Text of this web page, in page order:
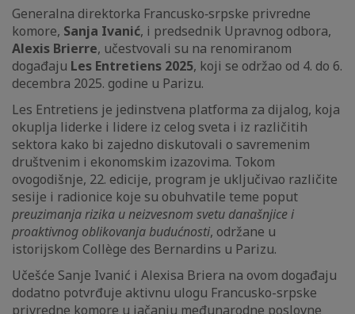
Generalna direktorka Francusko‑srpske privredne
komore, Sanja Ivanić, i predsednik Upravnog odbora,
Alexis Brierre, učestvovali su na renomiranom
događaju Les Entretiens 2025, koji se održao od 4. do 6.
decembra 2025. godine u Parizu.
Les Entretiens je jedinstvena platforma za dijalog, koja
okuplja liderke i lidere iz celog sveta i iz različitih
sektora kako bi zajedno diskutovali o savremenim
društvenim i ekonomskim izazovima. Tokom
ovogodišnje, 22. edicije, program je uključivao različite
sesije i radionice koje su obuhvatile teme poput
preuzimanja rizika u neizvesnom svetu današnjice i
proaktivnog oblikovanja budućnosti, održane u
istorijskom Collège des Bernardins u Parizu.
Učešće Sanje Ivanić i Alexisa Briera na ovom događaju
dodatno potvrđuje aktivnu ulogu Francusko-srpske
privredne komore u jačanju međunarodne poslovne